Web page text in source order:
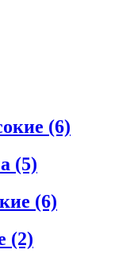
(6)
(5)
(6)
(2)